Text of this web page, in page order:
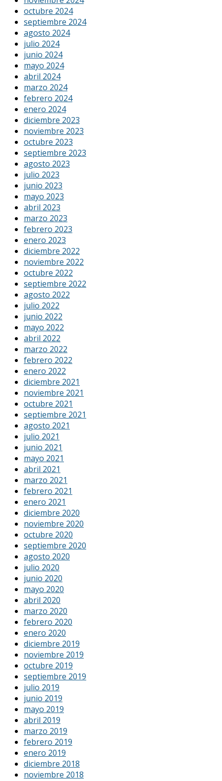
octubre 2024
septiembre 2024
agosto 2024
julio 2024
junio 2024
mayo 2024
abril 2024
marzo 2024
febrero 2024
enero 2024
diciembre 2023
noviembre 2023
octubre 2023
septiembre 2023
agosto 2023
julio 2023
junio 2023
mayo 2023
abril 2023
marzo 2023
febrero 2023
enero 2023
diciembre 2022
noviembre 2022
octubre 2022
septiembre 2022
agosto 2022
julio 2022
junio 2022
mayo 2022
abril 2022
marzo 2022
febrero 2022
enero 2022
diciembre 2021
noviembre 2021
octubre 2021
septiembre 2021
agosto 2021
julio 2021
junio 2021
mayo 2021
abril 2021
marzo 2021
febrero 2021
enero 2021
diciembre 2020
noviembre 2020
octubre 2020
septiembre 2020
agosto 2020
julio 2020
junio 2020
mayo 2020
abril 2020
marzo 2020
febrero 2020
enero 2020
diciembre 2019
noviembre 2019
octubre 2019
septiembre 2019
julio 2019
junio 2019
mayo 2019
abril 2019
marzo 2019
febrero 2019
enero 2019
diciembre 2018
noviembre 2018